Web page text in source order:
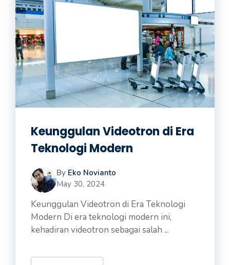
Keunggulan Videotron di Era
Teknologi Modern
By Eko Novianto
May 30, 2024
Keunggulan Videotron di Era Teknologi
Modern Di era teknologi modern ini,
kehadiran videotron sebagai salah ...